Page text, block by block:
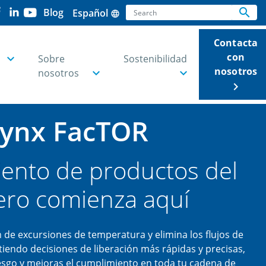
Blog Español language Search search
Sobre
nosotros
Sostenibilidad
Contacta
con
nosotros
keyboard_arrow_right
FacTOR
de productos del
comienza aquí
de excursiones de temperatura y elimina los flujos de
decisiones de liberación más rápidas y precisas,
y mejoras el cumplimiento en toda tu cadena de